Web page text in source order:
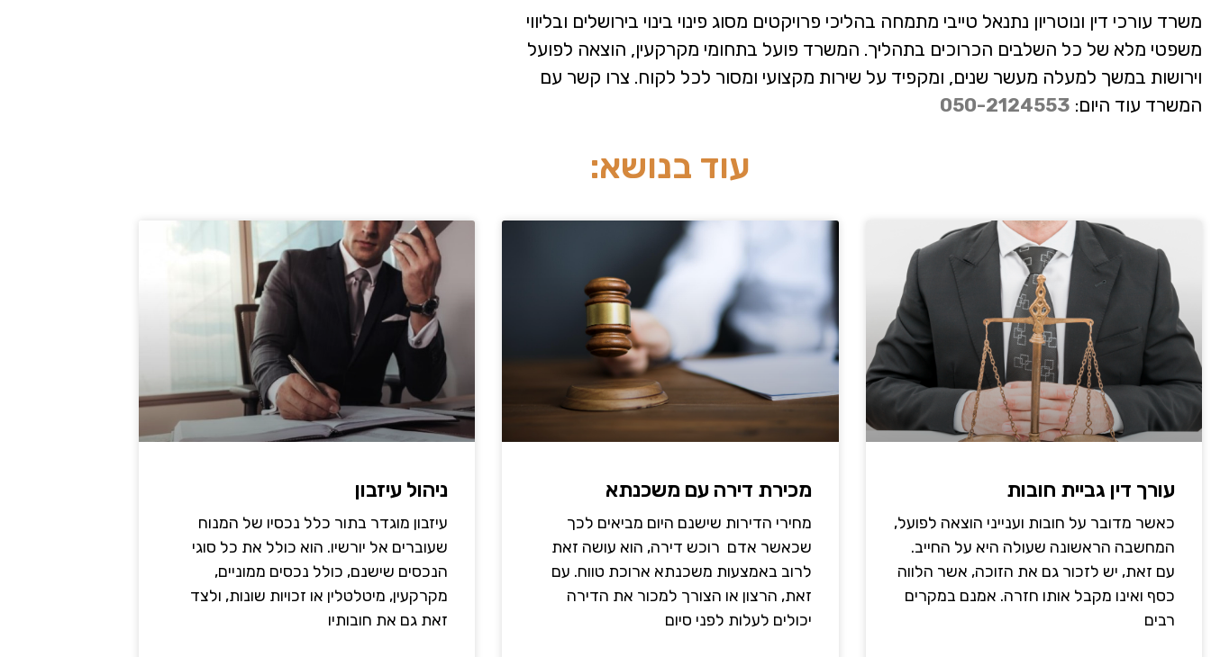
משרד עורכי דין ונוטריון נתנאל טייבי מתמחה בהליכי פרויקטים מסוג פינוי בינוי בירושלים ובליווי
משפטי מלא של כל השלבים הכרוכים בתהליך. המשרד פועל בתחומי מקרקעין, הוצאה לפועל
וירושות במשך למעלה מעשר שנים, ומקפיד על שירות מקצועי ומסור לכל לקוח. צרו קשר עם
המשרד עוד היום: 050-2124553
עוד בנושא:
עורך דין גביית חובות
כאשר מדובר על חובות וענייני הוצאה לפועל,
המחשבה הראשונה שעולה היא על החייב.
עם זאת, יש לזכור גם את הזוכה, אשר הלווה
כסף ואינו מקבל אותו חזרה. אמנם במקרים
רבים
מכירת דירה עם משכנתא
מחירי הדירות שישנם היום מביאים לכך
שכאשר אדם רוכש דירה, הוא עושה זאת
לרוב באמצעות משכנתא ארוכת טווח. עם
זאת, הרצון או הצורך למכור את הדירה
יכולים לעלות לפני סיום
ניהול עיזבון
עיזבון מוגדר בתור כלל נכסיו של המנוח
שעוברים אל יורשיו. הוא כולל את כל סוגי
הנכסים שישנם, כולל נכסים ממוניים,
מקרקעין, מיטלטלין או זכויות שונות, ולצד
זאת גם את חובותיו